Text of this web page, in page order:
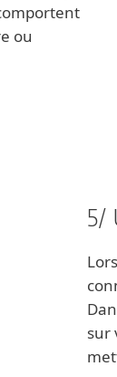
ou
5/
sur